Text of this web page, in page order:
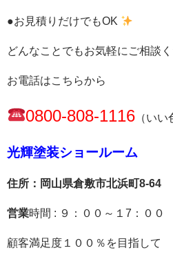
●お見積りだけでもOK
どんなことでもお気軽にご相談
お電話はこちらから
0800-808-1116 （いい
光輝塗装ショールーム
住所：岡山県倉敷市北浜町8-64
営業時間 : ９：００～１7：００
顧客満足度１００％を目指して